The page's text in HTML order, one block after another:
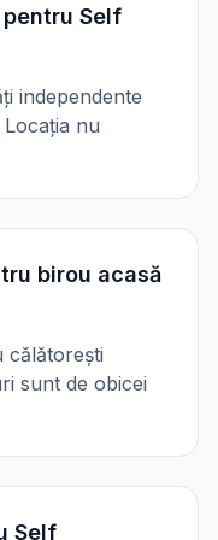
Self
independente
nu
birou acasă
călătorești
sunt de obicei
Self